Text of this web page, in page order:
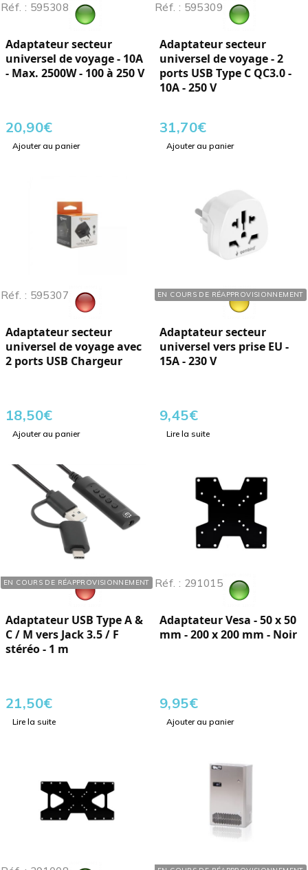
Réf. : 595308
Adaptateur secteur
universel de voyage - 10A
- Max. 2500W - 100 à 250 V
20,90€
Ajouter au panier
Réf. : 595309
Adaptateur secteur
universel de voyage - 2
ports USB Type C QC3.0 -
10A - 250 V
31,70€
Ajouter au panier
Réf. : 595307
Adaptateur secteur
universel de voyage avec
2 ports USB Chargeur
18,50€
Ajouter au panier
EN COURS DE RÉAPPROVISIONNEMENT
Réf. : 595301
Adaptateur secteur
universel vers prise EU -
15A - 230 V
9,45€
Lire la suite
EN COURS DE RÉAPPROVISIONNEMENT
Réf. : 433914
Adaptateur USB Type A &
C / M vers Jack 3.5 / F
stéréo - 1 m
21,50€
Lire la suite
Réf. : 291015
Adaptateur Vesa - 50 x 50
mm - 200 x 200 mm - Noir
9,95€
Ajouter au panier